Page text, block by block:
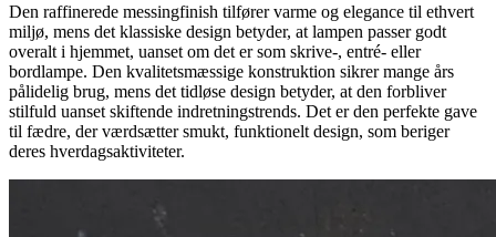
Den raffinerede messingfinish tilfører varme og elegance til ethvert
miljø, mens det klassiske design betyder, at lampen passer godt
overalt i hjemmet, uanset om det er som skrive-, entré- eller
bordlampe. Den kvalitetsmæssige konstruktion sikrer mange års
pålidelig brug, mens det tidløse design betyder, at den forbliver
stilfuld uanset skiftende indretningstrends. Det er den perfekte gave
til fædre, der værdsætter smukt, funktionelt design, som beriger
deres hverdagsaktiviteter.